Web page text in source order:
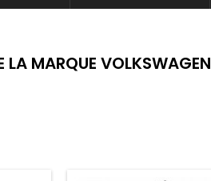
LA MARQUE VOLKSWAGEN